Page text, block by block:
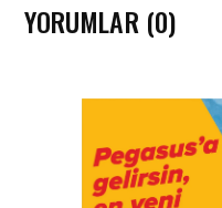
YORUMLAR (0)